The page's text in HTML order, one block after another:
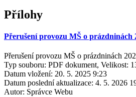
Přílohy
Přerušení provozu MŠ o prázdninách
Přerušení provozu MŠ o prázdninách
Typ souboru: PDF dokument, Velikost:
Datum vložení: 20. 5. 2025 9:23
Datum poslední aktualizace: 4. 5. 2026
Autor: Správce Webu